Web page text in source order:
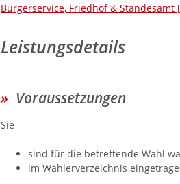
Bürgerservice, Friedhof & Standesamt
Leistungsdetails
Voraussetzungen
Sie
sind für die betreffende Wahl
im Wählerverzeichnis